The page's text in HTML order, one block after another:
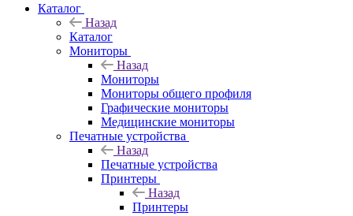
Каталог
Назад
Каталог
Мониторы
Назад
Мониторы
Мониторы общего профиля
Графические мониторы
Медицинские мониторы
Печатные устройства
Назад
Печатные устройства
Принтеры
Назад
Принтеры